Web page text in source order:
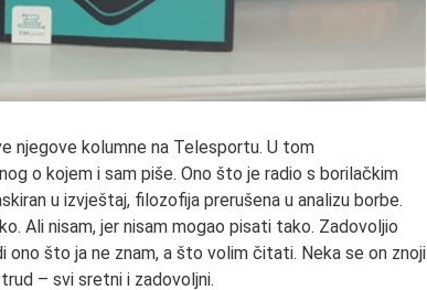
njegove kolumne na Telesportu. U tom
o kojem i sam piše. Ono što je radio s borilačkim
u izvještaj, filozofija prerušena u analizu borbe.
Ali nisam, jer nisam mogao pisati tako. Zadovoljio
ono što ja ne znam, a što volim čitati. Neka se on znoji
– svi sretni i zadovoljni.